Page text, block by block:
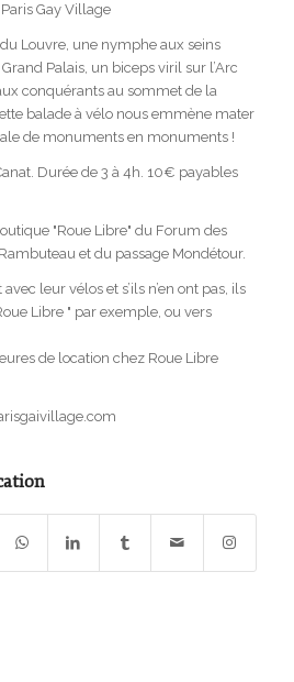
Gay Village
Louvre, une nymphe aux seins
Palais, un biceps viril sur l’Arc
conquérants au sommet de la
balade à vélo nous emmène mater
de monuments en monuments !
Durée de 3 à 4h. 10€ payables
"Roue Libre" du Forum des
et du passage Mondétour.
leur vélos et s’ils n’en ont pas, ils
Libre " par exemple, ou vers
de location chez Roue Libre